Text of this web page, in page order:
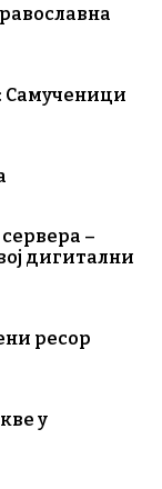
Самученици
–
дигитални
ресор
у